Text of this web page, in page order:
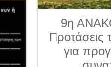
9η
Προτάσεις
για